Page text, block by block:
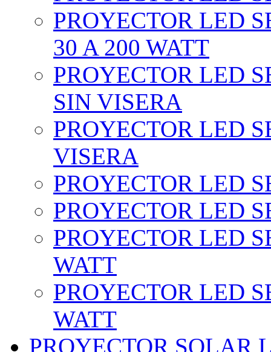
PROYECTOR LED
30 A 200 WATT
PROYECTOR LED
SIN VISERA
PROYECTOR LED
VISERA
PROYECTOR LED
PROYECTOR LED
PROYECTOR LED
WATT
PROYECTOR LED
WATT
PROYECTOR SOLAR